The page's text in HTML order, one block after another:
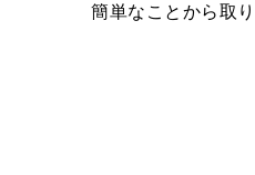
簡単なことから取